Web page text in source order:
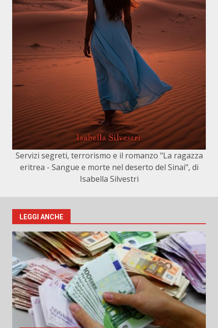
Servizi segreti, terrorismo e il romanzo "La ragazza
eritrea - Sangue e morte nel deserto del Sinai", di
Isabella Silvestri
LEGGI ANCHE